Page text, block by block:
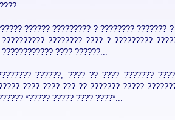
?????? ????????? ? ???????? ???????
???????? ???? ? ?????????
???? ??????...
??????, ???? ?? ???? ???????
???? ???? ??? ?? ??????? ?????
*????? ????? ???? ????*...